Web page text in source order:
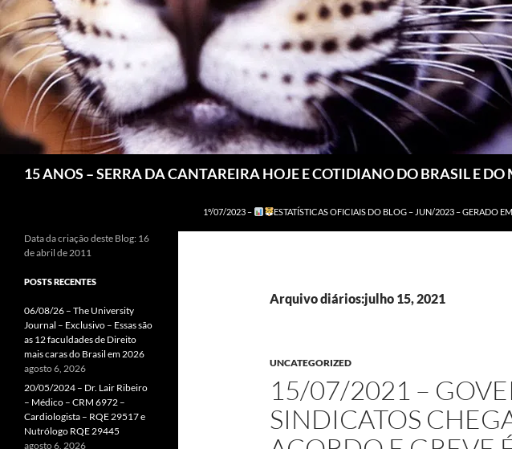
15 ANOS – SERRA DA CANTAREIRA HOJE E COTIDIANO DO BRASIL E
1º/07/2023 – ESTATÍSTICAS OFICIAIS DO BLOG – JUN/2023 – GERADO
Arquivo diários:julho 15, 2021
UNCATEGORIZED
15/07/2021 –
SINDICATOS
Data da criação deste Blog: 16
de abril de 2011
POSTS RECENTES
06/08/26 – The University
Journal – Exclusivo – Essas são
as 12 faculdades de Direito
mais caras do Brasil em 2026
agosto 6, 2026
20/05/2024 – Dr. Lair Ribeiro
– Médico – CRM 6972 –
Cardiologista – RQE 29517 e
Nutrólogo RQE 29445
agosto 6, 2026